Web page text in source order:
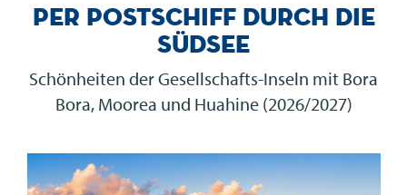
Per Postschiff durch die
Südsee
Schönheiten der Gesellschafts-Inseln mit Bora
Bora, Moorea und Huahine (2026/2027)